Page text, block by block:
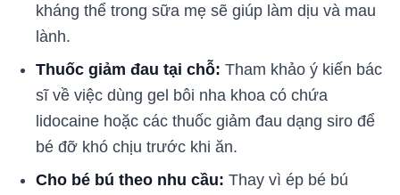
kháng thể trong sữa mẹ sẽ giúp làm dịu và mau
lành.
Thuốc giảm đau tại chỗ: Tham khảo ý kiến bác
sĩ về việc dùng gel bôi nha khoa có chứa
lidocaine hoặc các thuốc giảm đau dạng siro để
bé đỡ khó chịu trước khi ăn.
Cho bé bú theo nhu cầu: Thay vì ép bé bú